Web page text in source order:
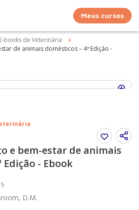
Meus cursos
E-books de Veterinária
de animais domésticos – 4ª Edição -
e bem-estar de animais
Edição - Ebook
D.M.